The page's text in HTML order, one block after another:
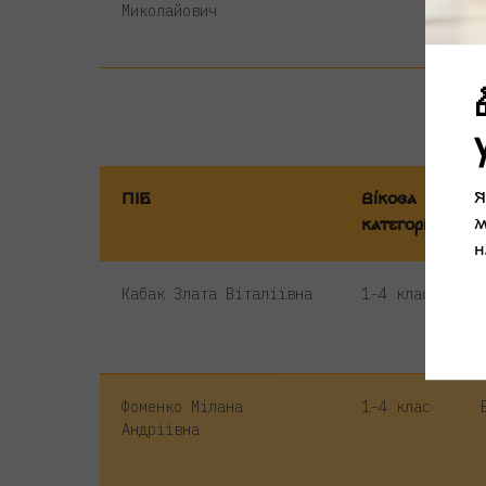
Миколайович
ПІБ
Вікова
категорія
Кабак Злата Віталіївна 1-4 клас
Фоменко Мілана
Андріївна
1-4 клас